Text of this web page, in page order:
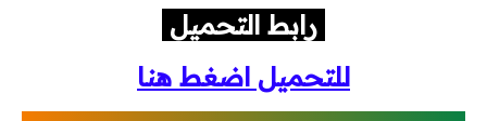
لستة أسعار
رابط التحميل
للتحميل اضغط هنا